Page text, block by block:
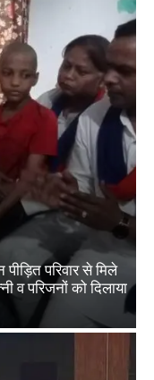
परिवार से मिले
व परिजनों को दिलाया